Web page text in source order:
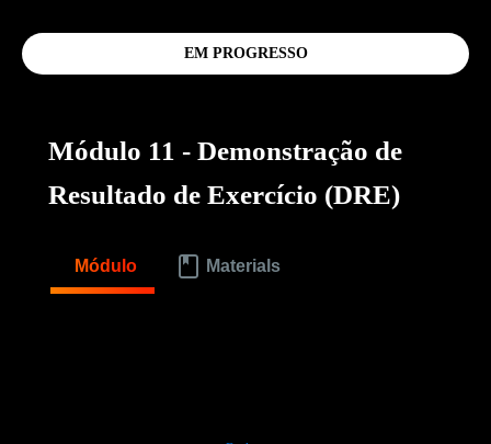
EM PROGRESSO
Módulo 11 - Demonstração de
Resultado de Exercício (DRE)
Módulo Materials